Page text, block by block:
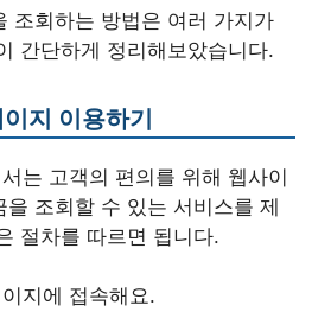
조회하는 방법은 여러 가지가
간단하게 정리해보았습니다.
지 이용하기
는 고객의 편의를 위해 웹사이
을 조회할 수 있는 서비스를 제
절차를 따르면 됩니다.
지에 접속해요.